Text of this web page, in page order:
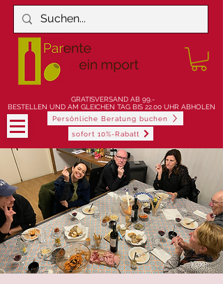
GRATISVERSAND AB 99.-
BESTELLEN UND AM GLEICHEN TAG BIS 22.00 UHR ABHOLEN
Persönliche Beratung buchen
sofort 10%-Rabatt